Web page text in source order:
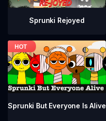
Sprunki Rejoyed
Sprunki But Everyone Is Alive